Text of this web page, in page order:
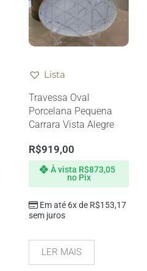
Lista
Travessa Oval
Porcelana Pequena
Carrara Vista Alegre
R$919,00
Em até 6x de R$153,17
sem juros
À vista R$873,05
no Pix
LER MAIS